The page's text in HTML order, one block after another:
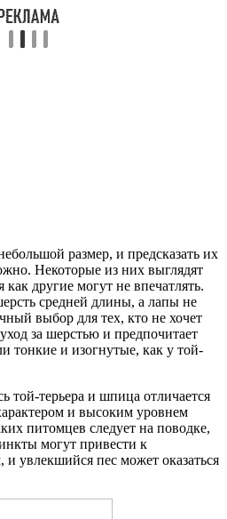
размер, и предсказать их
Некоторые из них выглядят
другие могут не впечатлять.
средней длины, а лапы не
выбор для тех, кто не хочет
за шерстью и предпочитает
тонкие и изогнутые, как у той-
той-терьера и шпица отличается
и высоким уровнем
питомцев следует на поводке,
могут привести к
увлекшийся пес может оказаться